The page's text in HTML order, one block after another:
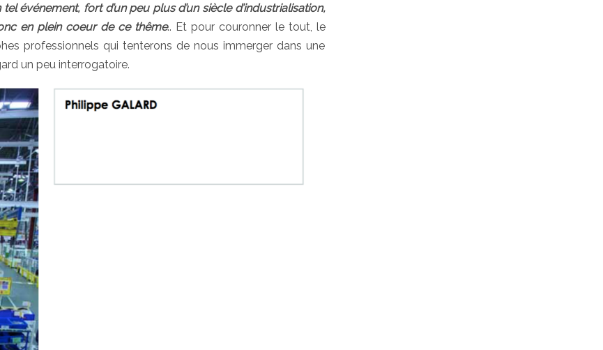
événement, fort d’un peu plus d’un siècle d’industrialisation,
en plein coeur de ce thême.. Et pour couronner le tout, le
professionnels qui tenterons de nous immerger dans une
un peu interrogatoire.